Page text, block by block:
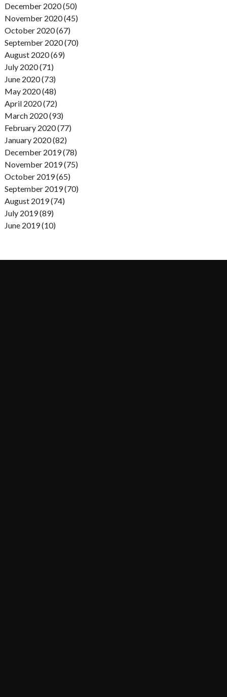
December 2020 (50)
November 2020 (45)
October 2020 (67)
September 2020 (70)
August 2020 (69)
July 2020 (71)
June 2020 (73)
May 2020 (48)
April 2020 (72)
March 2020 (93)
February 2020 (77)
January 2020 (82)
December 2019 (78)
November 2019 (75)
October 2019 (65)
September 2019 (70)
August 2019 (74)
July 2019 (89)
June 2019 (10)